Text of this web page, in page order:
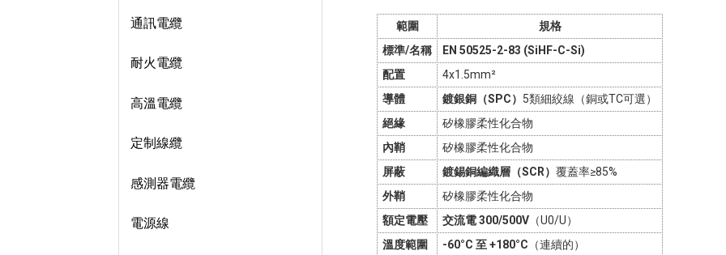
通訊電纜
耐火電纜
高溫電纜
定制線纜
感測器電纜
電源線
範圍
規格
標準/名稱
EN 50525-2-83 (SiHF-C-Si)
配置
4x1.5mm²
導體
鍍銀銅（SPC） 5類細絞線（銅或TC可選）
絕緣
矽橡膠柔性化合物
內鞘
矽橡膠柔性化合物
屏蔽
鍍錫銅編織層（SCR） 覆蓋率≥85%
外鞘
矽橡膠柔性化合物
額定電壓
交流電 300/500V（U0/U）
溫度範圍
-60°C 至 +180°C （連續的）